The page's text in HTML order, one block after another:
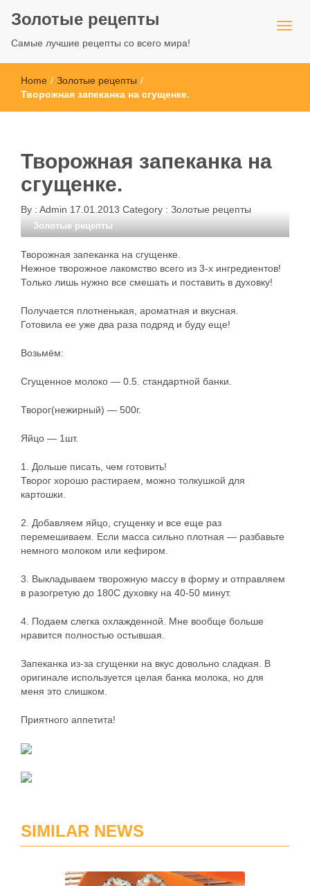
Золотые рецепты
Самые лучшие рецепты со всего мира!
Home / Золотые рецепты /
Творожная запеканка на сгущенке.
Творожная запеканка на
сгущенке.
By : Admin 17.01.2013 Category : Золотые рецепты
Золотые рецепты
Творожная запеканка на сгущенке.
Нежное творожное лакомство всего из 3-х ингредиентов!
Только лишь нужно все смешать и поставить в духовку!
Получается плотненькая, ароматная и вкусная.
Готовила ее уже два раза подряд и буду еще!
Возьмём:
Сгущенное молоко — 0.5. стандартной банки.
Творог(нежирный) — 500г.
Яйцо — 1шт.
1. Дольше писать, чем готовить!
Творог хорошо растираем, можно толкушкой для
картошки.
2. Добавляем яйцо, сгущенку и все еще раз
перемешиваем. Если масса сильно плотная — разбавьте
немного молоком или кефиром.
3. Выкладываем творожную массу в форму и отправляем
в разогретую до 180С духовку на 40-50 минут.
4. Подаем слегка охлажденной. Мне вообще больше
нравится полностью остывшая.
Запеканка из-за сгущенки на вкус довольно сладкая. В
оригинале используется целая банка молока, но для
меня это слишком.
Приятного аппетита!
SIMILAR NEWS